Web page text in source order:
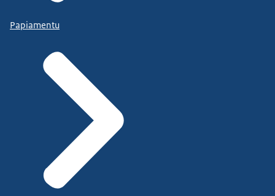
Papiamentu